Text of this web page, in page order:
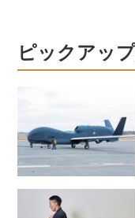
隊
F-
「
ピックアッ